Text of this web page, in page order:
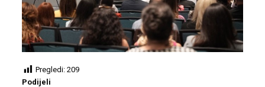
Pregledi: 209
Podijeli